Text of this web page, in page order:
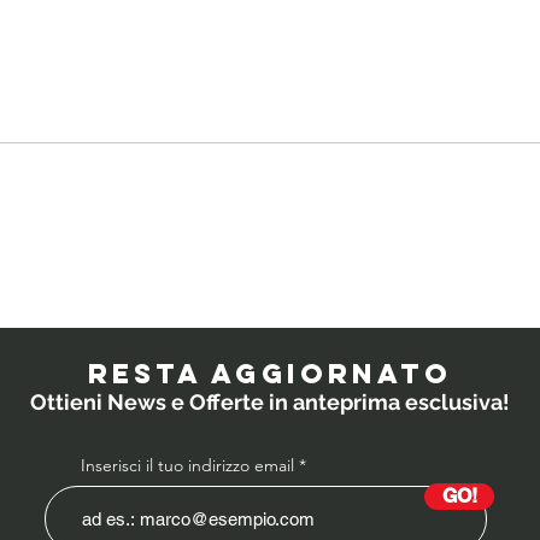
probiotici
medici ai
bambini?
RESTA AGGIORNATO
Ottieni News e Offerte in anteprima esclusiva!
Inserisci il tuo indirizzo email
GO!